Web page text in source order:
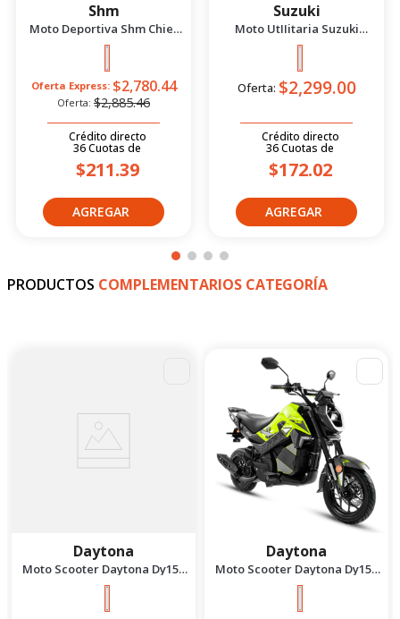
Shm
Moto Deportiva Shm Chief
2.5 Azul/Negro 2026
Oferta Express: $2,780.44
Oferta: $2,885.46
Crédito directo
36Cuotas de
$211.39
Suzuki
Moto UtIIitaria Suzuki
Gd115 Evolution Rojo 2026
Oferta: $2,299.00
Crédito directo
36Cuotas de
$172.02
PRODUCTOS COMPLEMENTARIOS CATEGORÍA
Daytona
Moto Scooter Daytona Dy150
Bit Se Bi 2027 Negro
Daytona
Moto Scooter Daytona Dy150
Bit Se Bi 2027 Verde